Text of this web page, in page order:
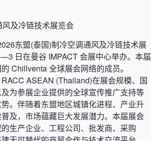
及冷链技术展览会
东盟(泰国)制冷空调通风及冷链技术展
日在曼谷 IMPACT 会展中心举办。本届
Chillventa 全球展会网络的成员。
ASEAN (Thailand)在展会规模、国
为参展企业提供的全球宣传推广支持等
。伴随着东盟地区城镇化进程、产业升
及，市场蕴藏巨大发展潜力。本届展会
生产企业、工程公司、批发商、采购